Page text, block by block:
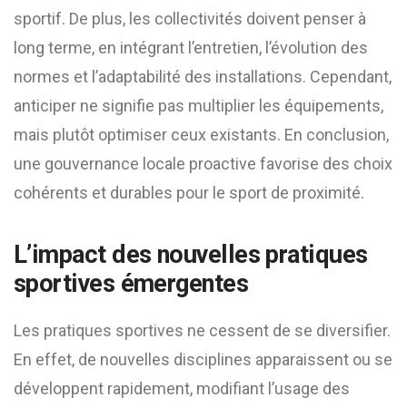
sportif. De plus, les collectivités doivent penser à
long terme, en intégrant l’entretien, l’évolution des
normes et l’adaptabilité des installations. Cependant,
anticiper ne signifie pas multiplier les équipements,
mais plutôt optimiser ceux existants. En conclusion,
une gouvernance locale proactive favorise des choix
cohérents et durables pour le sport de proximité.
L’impact des nouvelles pratiques
sportives émergentes
Les pratiques sportives ne cessent de se diversifier.
En effet, de nouvelles disciplines apparaissent ou se
développent rapidement, modifiant l’usage des